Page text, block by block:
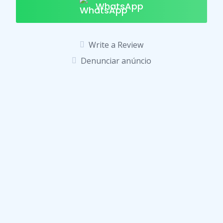
WhatsApp
Write a Review
Denunciar anúncio